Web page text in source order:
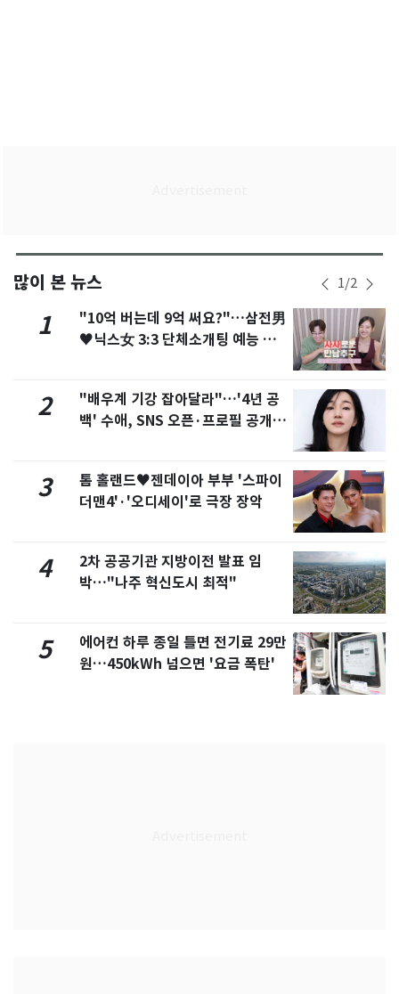
많이 본 뉴스 1/2
1
"10억 버는데 9억 써요?"…삼전男
♥닉스女 3:3 단체소개팅 예능 화
2
"배우계 기강 잡아달라"…'4년 공
백' 수애, SNS 오픈·프로필 공개
3
톰 홀랜드♥젠데이아 부부 '스파이
더맨4'·'오디세이'로 극장 장악
4
2차 공공기관 지방이전 발표 임
박…"나주 혁신도시 최적"
5
에어컨 하루 종일 틀면 전기료 29만
원…450kWh 넘으면 '요금 폭탄'